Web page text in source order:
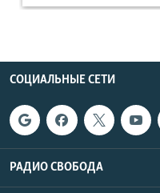
СОЦИАЛЬНЫЕ СЕТИ
РАДИО СВОБОДА